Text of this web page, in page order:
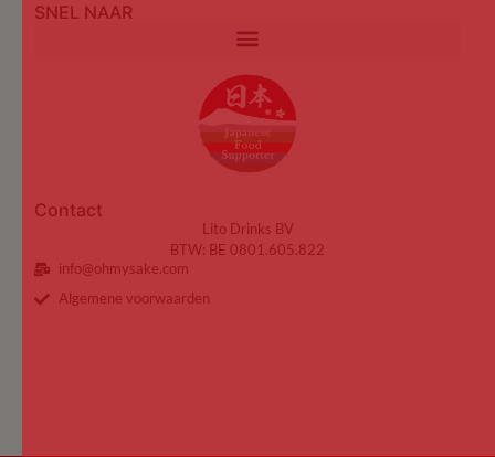
SNEL NAAR
Contact
Lito Drinks BV
BTW: BE 0801.605.822
info@ohmysake.com
Algemene voorwaarden